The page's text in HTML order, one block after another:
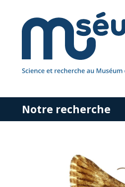
Notre recherche
contenu
principal